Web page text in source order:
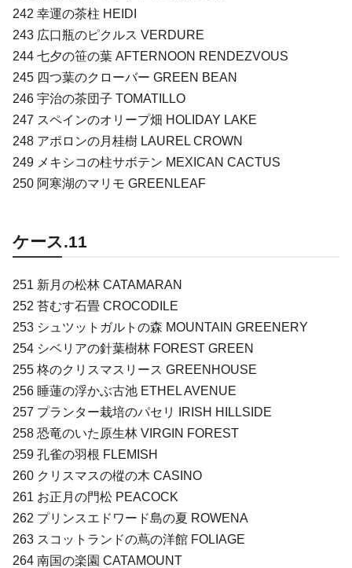
242 幸運の茶柱 HEIDI
243 広口瓶のピクルス VERDURE
244 七夕の笹の葉 AFTERNOON RENDEZVOUS
245 四つ葉のクローバー GREEN BEAN
246 宇治の茶団子 TOMATILLO
247 スペインのオリープ畑 HOLIDAY LAKE
248 アポロンの月桂樹 LAUREL CROWN
249 メキシコの柱サボテン MEXICAN CACTUS
250 阿寒湖のマリモ GREENLEAF
ケース.11
251 新月の松林 CATAMARAN
252 苔むす石畳 CROCODILE
253 シュツットガルトの森 MOUNTAIN GREENERY
254 シベリアの針葉樹林 FOREST GREEN
255 柊のクリスマスリース GREENHOUSE
256 睡蓮の浮かぶ古池 ETHEL AVENUE
257 プランター栽培のパセリ IRISH HILLSIDE
258 恐竜のいた原生林 VIRGIN FOREST
259 孔雀の羽根 FLEMISH
260 クリスマスの樅の木 CASINO
261 お正月の門松 PEACOCK
262 プリンスエドワード島の夏 ROWENA
263 スコットランドの蔦の洋館 FOLIAGE
264 南国の楽園 CATAMOUNT